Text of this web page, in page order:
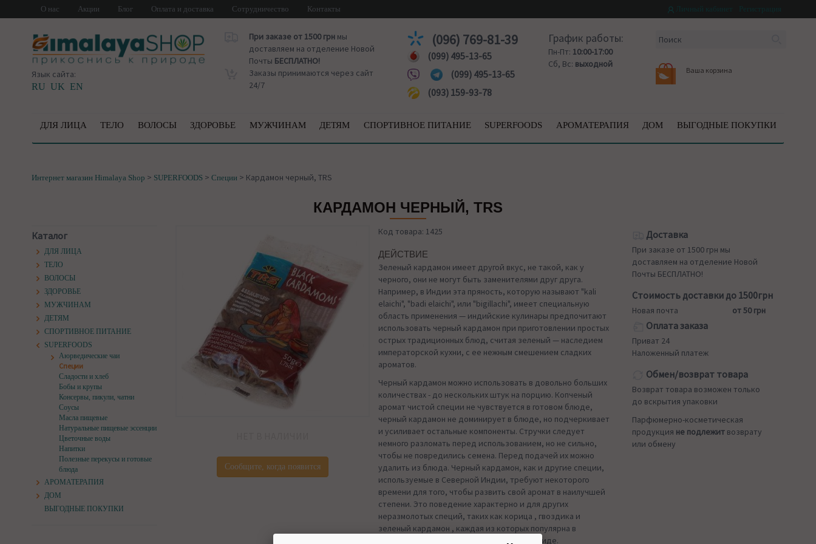
О нас Акции Блог Оплата и доставка Сотрудничество Контакты
Язык сайта:
RU UK EN
При заказе от 1500 грнмы
доставляем на отделение Новой
Почты БЕСПЛАТНО!
Заказы принимаются через сайт
24/7
(096) 769-81-39
(099) 495-13-65
(099) 495-13-65
(093) 159-93-78
График работы:
Пн-Пт: 10:00-17:00
Сб, Вс: выходной
Ваша корзина
ДЛЯ ЛИЦА ТЕЛО ВОЛОСЫ ЗДОРОВЬЕ МУЖЧИНАМ ДЕТЯМ СПОРТИВНОЕ ПИТАНИЕ SUPERFOODS АРОМАТЕРАПИЯ ДОМ ВЫГОДНЫЕ ПОКУПКИ
Интернет магазин Himalaya Shop > SUPERFOODS > Специи > Кардамон черный, TRS
КАРДАМОН ЧЕРНЫЙ, TRS
Каталог
ДЛЯ ЛИЦА
ТЕЛО
ВОЛОСЫ
ЗДОРОВЬЕ
МУЖЧИНАМ
ДЕТЯМ
СПОРТИВНОЕ ПИТАНИЕ
SUPERFOODS
Аюрведические чаи
Специи
Сладости и хлеб
Бобы и крупы
Консервы, пикули, чатни
Соусы
Масла пищевые
Натуральные пищевые эссенции
Цветочные воды
Напитки
Полезные перекусы и готовые
блюда
АРОМАТЕРАПИЯ
ДОМ
ВЫГОДНЫЕ ПОКУПКИ
Сообщите, когда появится
Код товара: 1425
ДЕЙСТВИЕ
Зеленый кардамон имеет другой вкус, не такой, как у
черного, они не могут быть заменителями друг друга.
Например, в Индии эта пряность, которую называют "kali
elaichi", "badi elaichi", или "bigillachi", имеет специальную
область применения — индийские кулинары предпочитают
использовать черный кардамон при приготовлении простых
острых традиционных блюд, считая зеленый — наследием
императорской кухни, с ее нежным смешением сладких
ароматов.
Черный кардамон можно использовать в довольно больших
количествах - до нескольких штук на порцию. Копченый
аромат чистой специи не чувствуется в готовом блюде,
черный кардамон не доминирует в блюде, но подчеркивает
и усиливает остальные компоненты. Стручки следует
немного разломать перед использованием, но не сильно,
чтобы не повредились семена. Перед подачей их можно
удалить из блюда. Черный кардамон, как и другие специи,
используемые в Северной Индии, требуют некоторого
времени для того, чтобы развить свой аромат в наилучшей
степени. Это поведение характерно и для других
неразмолотых специй, таких как корица , гвоздика и
зеленый кардамон , каждая из которых популярна в
Северной Индии и используется в целом виде.
Доставка
При заказе от 1500 грн мы
доставляем на отделение Новой
Почты БЕСПЛАТНО!
Стоимость доставки до 1500грн
Новая почта от 50 грн
Оплата заказа
Приват 24
Наложенный платеж
Обмен/возврат товара
Возврат товара возможен только
до вскрытия упаковки
Парфюмерно-косметическая
продукция не подлежит возврату
или обмену